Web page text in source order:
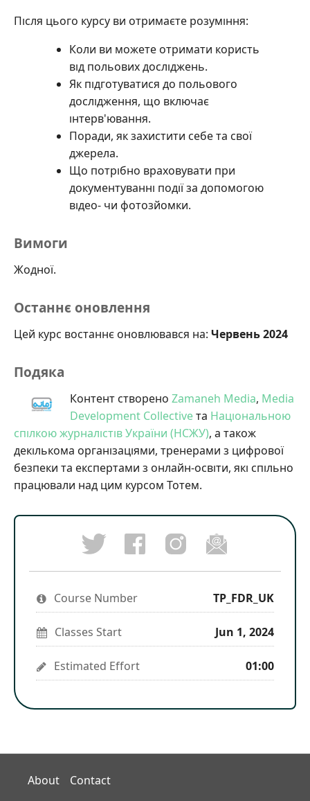
Після цього курсу ви отримаєте розуміння:
Коли ви можете отримати користь
від польових досліджень.
Як підготуватися до польового
дослідження, що включає
інтерв'ювання.
Поради, як захистити себе та свої
джерела.
Що потрібно враховувати при
документуванні події за допомогою
відео- чи фотозйомки.
Вимоги
Жодної.
Останнє оновлення
Цей курс востаннє оновлювався на: Червень 2024
Подяка
Контент створено Zamaneh Media, Media
Development Collectiveта Національною
спілкою журналістів України (НСЖУ), а також
декількома організаціями, тренерами з цифрової
безпеки та експертами з онлайн-освіти, які спільно
працювали над цим курсом Тотем.
Tweet
that
enrolled
in
this
course
Post
aFacebook
message
you've
enrolled
course
Follow
us
on
Instagram
stay
updated
Email
someone
to
say
enrolled
in
this
course
Course Number TP_FDR_UK
Classes Start Jun 1, 2024
Estimated Effort 01:00
About Contact